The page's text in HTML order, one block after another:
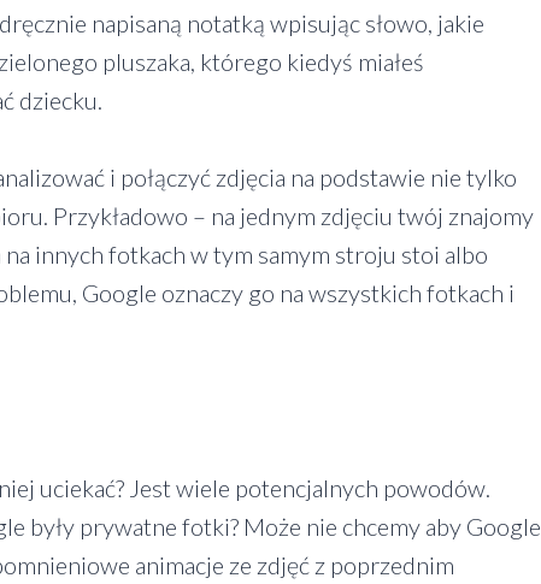
napisaną notatką wpisując słowo, jakie
pluszaka, którego kiedyś miałeś
dziecku.
i połączyć zdjęcia na podstawie nie tylko
Przykładowo – na jednym zdjęciu twój znajomy
innych fotkach w tym samym stroju stoi albo
Google oznaczy go na wszystkich fotkach i
uciekać? Jest wiele potencjalnych powodów.
były prywatne fotki? Może nie chcemy aby Google
animacje ze zdjęć z poprzednim